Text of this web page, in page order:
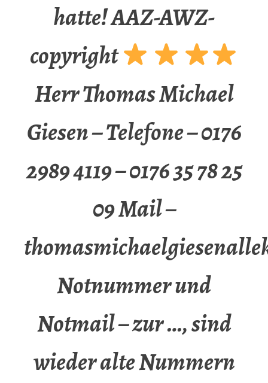
hatte! AAZ-AWZ-
copyright
Herr Thomas Michael
Giesen – Telefone – 0176
2989 4119 – 0176 35 78 25
09 Mail –
Notnummer und
Notmail – zur …, sind
wieder alte Nummern